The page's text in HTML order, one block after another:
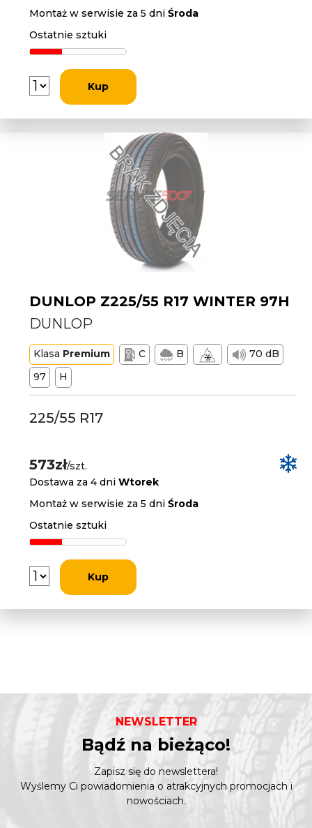
Montaż w serwisie za 5 dniŚroda
Ostatnie sztuki
Kup
DUNLOP Z225/55 R17 WINTER 97H
DUNLOP
Klasa Premium C B
70 dB
97
H
225/55 R17
573zł/szt.
Dostawa za 4 dniWtorek
Montaż w serwisie za 5 dniŚroda
Ostatnie sztuki
Kup
NEWSLETTER
Bądź na bieżąco!
Zapisz się do newslettera!
Wyślemy Ci powiadomienia o atrakcyjnych promocjach i
nowościach.